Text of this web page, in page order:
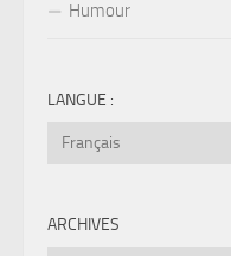
Humour
LANGUE :
ARCHIVES